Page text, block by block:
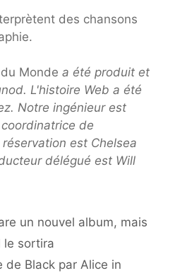
des chansons
Monde a été produit et
L'histoire Web a été
Notre ingénieur est
de
est Chelsea
délégué est Will
un nouvel album, mais
le sortira
de Black par Alice in